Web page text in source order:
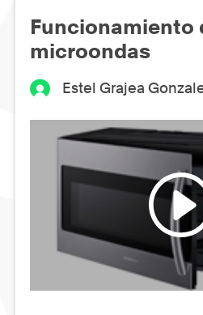
Funcionamiento
microondas
Estel Grajea